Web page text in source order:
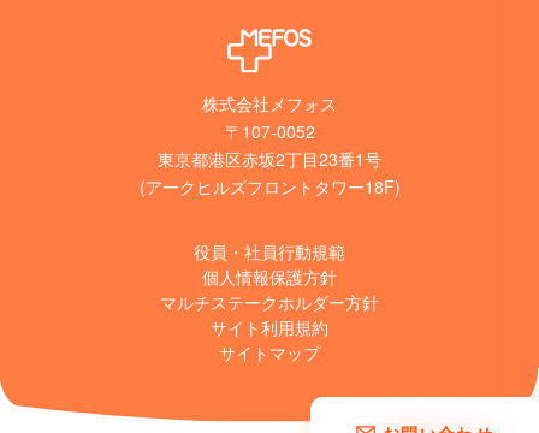
株式会社メフォス
〒107-0052
東京都港区赤坂2丁目23番1号
(アークヒルズフロントタワー18F)
役員・社員行動規範
個人情報保護方針
マルチステークホルダー方針
サイト利用規約
サイトマップ